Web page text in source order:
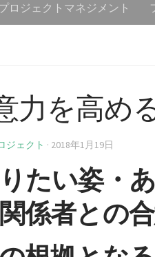
ロジェクトマネジメント
を高め
ジェクト · 2018年1月19日
たい姿・
係者との